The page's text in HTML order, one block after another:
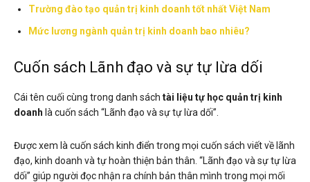
Trường đào tạo quản trị kinh doanh tốt nhất Việt Nam
Mức lương ngành quản trị kinh doanh bao nhiêu?
Cuốn sách Lãnh đạo và sự tự lừa dối
Cái tên cuối cùng trong danh sách tài liệu tự học quản trị kinh
doanh là cuốn sách “Lãnh đạo và sự tự lừa dối”.
Được xem là cuốn sách kinh điển trong mọi cuốn sách viết về lãnh
đạo, kinh doanh và tự hoàn thiện bản thân. “Lãnh đạo và sự tự lừa
dối” giúp người đọc nhận ra chính bản thân mình trong mọi mối